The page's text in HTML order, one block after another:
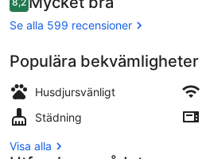
692 kr
8,2 av 10,
Se alla 599 recensioner
Populära bekvämligheter
Husdjursvänligt
Städning
Visa alla